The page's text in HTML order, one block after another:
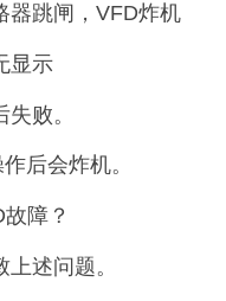
器跳闸，VFD炸机
显示
败。
后会炸机。
障？
述问题。